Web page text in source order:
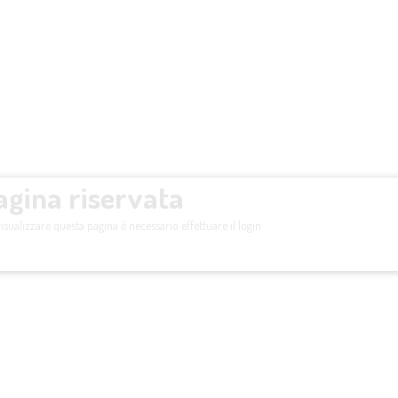
riservata
questa pagina è necessario effettuare il login